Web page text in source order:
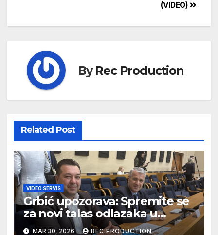
(VIDEO)
ByRec Production
Related Post
VIDEO SERVIS
Grbić upozorava: Spremite se
za novi talas odlazaka u
Njemačku
MAR 30, 2026 REC PRODUCTION